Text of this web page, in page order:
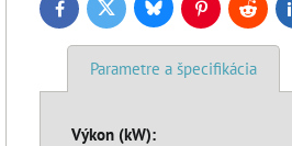
FacebookTwitter BlueskyPinterestReddit
Parametre a špecifikácia
Výkon (kW):